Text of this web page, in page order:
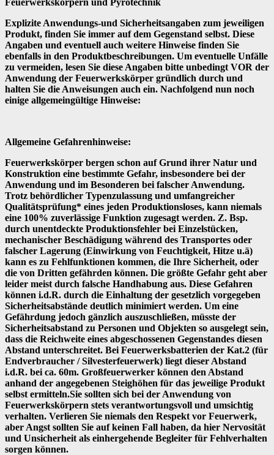
Explizite Anwendungs-und Sicherheitsangaben zum jeweiligen
Produkt, finden Sie immer auf dem Gegenstand selbst. Diese
Angaben und eventuell auch weitere Hinweise finden Sie
ebenfalls in den Produktbeschreibungen. Um eventuelle Unfälle
zu vermeiden, lesen Sie diese Angaben bitte unbedingt VOR der
Anwendung der Feuerwerkskörper gründlich durch und
halten Sie die Anweisungen auch ein. Nachfolgend nun noch
einige allgemeingültige Hinweise:
Allgemeine Gefahrenhinweise:
Feuerwerkskörper bergen schon auf Grund ihrer Natur und
Konstruktion eine bestimmte Gefahr, insbesondere bei der
Anwendung und im Besonderen bei falscher Anwendung.
Trotz behördlicher Typenzulassung und umfangreicher
Qualitätsprüfung* eines jeden Produktionsloses, kann niemals
eine 100% zuverlässige Funktion zugesagt werden. Z. Bsp.
durch unentdeckte Produktionsfehler bei Einzelstücken,
mechanischer Beschädigung während des Transportes oder
falscher Lagerung (Einwirkung von Feuchtigkeit, Hitze u.ä)
kann es zu Fehlfunktionen kommen, die Ihre Sicherheit, oder
die von Dritten gefährden können. Die größte Gefahr geht aber
leider meist durch falsche Handhabung aus. Diese Gefahren
können i.d.R. durch die Einhaltung der gesetzlich vorgegeben
Sicherheitsabstände deutlich minimiert werden. Um eine
Gefährdung jedoch gänzlich auszuschließen, müsste der
Sicherheitsabstand zu Personen und Objekten so ausgelegt sein,
dass die Reichweite eines abgeschossenen Gegenstandes diesen
Abstand unterschreitet. Bei Feuerwerksbatterien der Kat.2 (für
Endverbraucher / Silvesterfeuerwerk) liegt dieser Abstand
i.d.R. bei ca. 60m. Großfeuerwerker können den Abstand
anhand der angegebenen Steighöhen für das jeweilige Produkt
selbst ermitteln.Sie sollten sich bei der Anwendung von
Feuerwerkskörpern stets verantwortungsvoll und umsichtig
verhalten. Verlieren Sie niemals den Respekt vor Feuerwerk,
aber Angst sollten Sie auf keinen Fall haben, da hier Nervosität
und Unsicherheit als einhergehende Begleiter für Fehlverhalten
sorgen können.